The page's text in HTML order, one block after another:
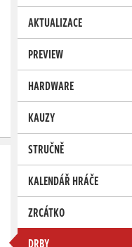
AKTUALIZACE
PREVIEW
HARDWARE
KAUZY
STRUČNĚ
KALENDÁŘ HRÁČE
ZRCÁTKO
DRBY